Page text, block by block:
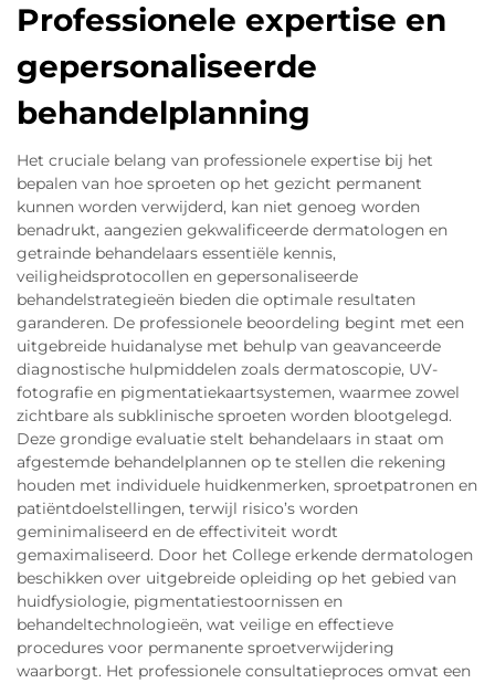
Professionele expertise en
gepersonaliseerde
behandelplanning
Het cruciale belang van professionele expertise bij het
bepalen van hoe sproeten op het gezicht permanent
kunnen worden verwijderd, kan niet genoeg worden
benadrukt, aangezien gekwalificeerde dermatologen en
getrainde behandelaars essentiële kennis,
veiligheidsprotocollen en gepersonaliseerde
behandelstrategieën bieden die optimale resultaten
garanderen. De professionele beoordeling begint met een
uitgebreide huidanalyse met behulp van geavanceerde
diagnostische hulpmiddelen zoals dermatoscopie, UV-
fotografie en pigmentatiekaartsystemen, waarmee zowel
zichtbare als subklinische sproeten worden blootgelegd.
Deze grondige evaluatie stelt behandelaars in staat om
afgestemde behandelplannen op te stellen die rekening
houden met individuele huidkenmerken, sproetpatronen en
patiëntdoelstellingen, terwijl risico’s worden
geminimaliseerd en de effectiviteit wordt
gemaximaliseerd. Door het College erkende dermatologen
beschikken over uitgebreide opleiding op het gebied van
huidfysiologie, pigmentatiestoornissen en
behandeltechnologieën, wat veilige en effectieve
procedures voor permanente sproetverwijdering
waarborgt. Het professionele consultatieproces omvat een